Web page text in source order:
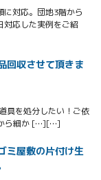
対応。団地3階から
対応した実例をご紹
回収させて頂きま
具を処分したい！ご依
から細か […][…]
ミ屋敷の片付け生